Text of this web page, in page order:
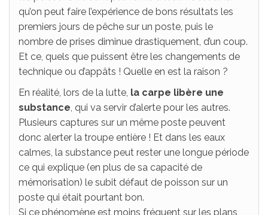
qu’on peut faire l’expérience de bons résultats les
premiers jours de pêche sur un poste, puis le
nombre de prises diminue drastiquement, d’un coup.
Et ce, quels que puissent être les changements de
technique ou d’appâts ! Quelle en est la raison ?
En réalité, lors de la lutte, la carpe libère une
substance, qui va servir d’alerte pour les autres.
Plusieurs captures sur un même poste peuvent
donc alerter la troupe entière ! Et dans les eaux
calmes, la substance peut rester une longue période
ce qui explique (en plus de sa capacité de
mémorisation) le subit défaut de poisson sur un
poste qui était pourtant bon.
Si ce phénomène est moins fréquent sur les plans